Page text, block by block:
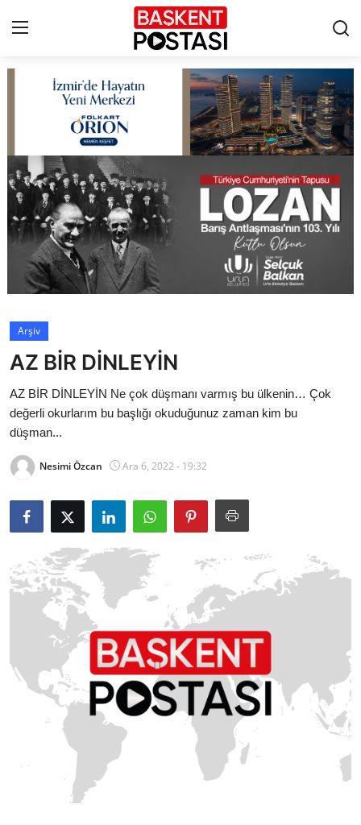
Çerez Politikası
Künye
Ankara
TBMM
Cumhurbaşkanlığı
Siyasi Partiler
Mülki İdare
Toplum ve Yaşam
Kamu Kurumları ve Üst Kurullar
Resmi Reklamlar
Arşiv
AZ BİR DİNLEYİN
AZ BİR DİNLEYİN Ne çok düşmanı varmış bu ülkenin… Çok
değerli okurlarım bu başlığı okuduğunuz zaman kim bu
düşman...
Nesimi Özcan Ara 6, 2022 - 19:32